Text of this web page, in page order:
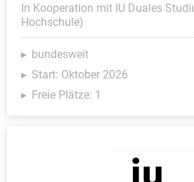
In Kooperation mit IU Duales
Hochschule)
bundesweit
Start: Oktober 2026
Freie Plätze: 1